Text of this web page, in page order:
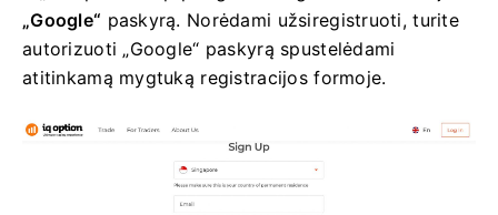
„Google“ paskyrą. Norėdami užsiregistruoti, turite
autorizuoti „Google“ paskyrą spustelėdami
atitinkamą mygtuką registracijos formoje.